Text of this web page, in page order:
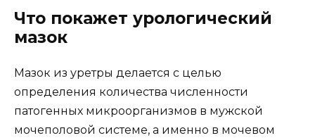
Что покажет урологический
мазок
Мазок из уретры делается с целью
определения количества численности
патогенных микроорганизмов в мужской
мочеполовой системе, а именно в мочевом